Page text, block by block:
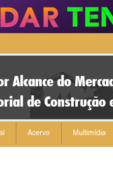
Alcance do
de Construção
Acervo Multimídia